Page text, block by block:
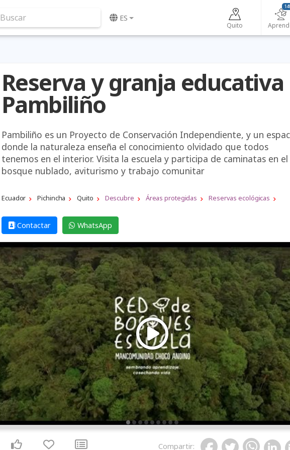
Buscar ES
Quito
Reserva y granja educativa
Pambiliño
Pambiliño es un Proyecto de Conservación Independiente, y un
donde la naturaleza enseña el conocimiento olvidado que todos
tenemos en el interior. Visita la escuela y participa de caminatas en el
bosque nublado, aviturismo y trabajo comunitar
Ecuador Pichincha Quito Descubre Áreas protegidas Reservas ecológicas
Contactar WhatsApp
Previous
Compartir: